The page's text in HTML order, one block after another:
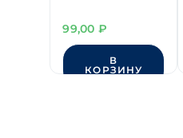
99,00 ₽
В
КОРЗИНУ